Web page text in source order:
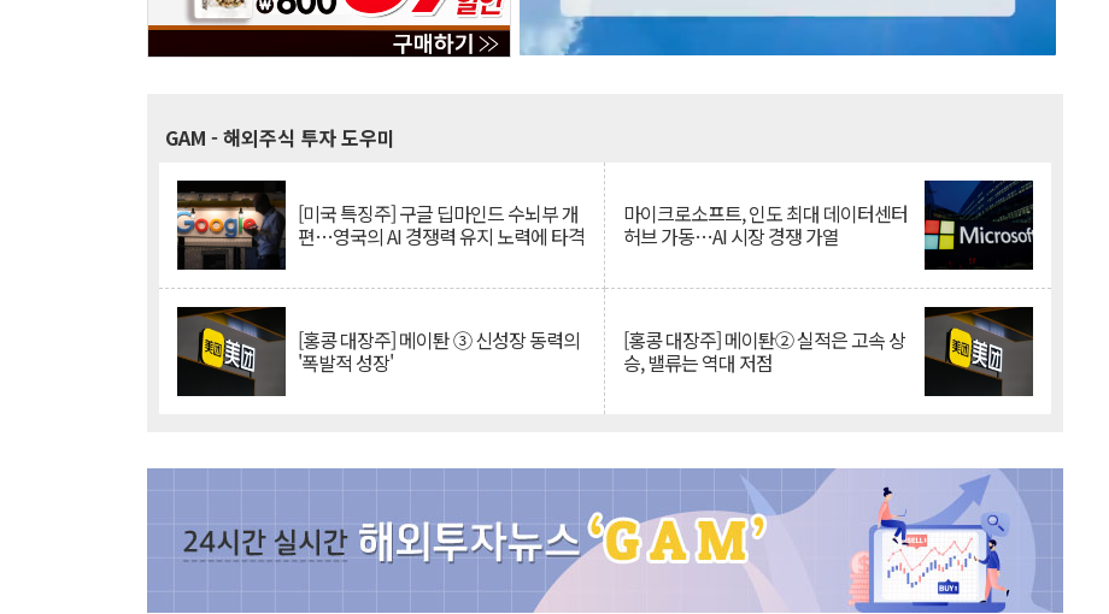
GAM - 해외주식 투자 도우미
[미국 특징주] 구글 딥마인드 수뇌부 개
편…영국의 AI 경쟁력 유지 노력에 타격
마이크로소프트, 인도 최대 데이터센터
허브 가동…AI 시장 경쟁 가열
[홍콩 대장주] 메이퇀 ③ 신성장 동력의
'폭발적 성장'
[홍콩 대장주] 메이퇀② 실적은 고속 상
승, 밸류는 역대 저점